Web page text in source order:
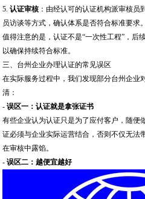
5.认证审核：由经认可的认证机构派审核员
员访谈等方式，确认体系是否符合标准要求
值得注意的是，认证不是“一次性工程”，后
以确保持续符合标准。
三、台州企业办理认证的常见误区
在实际服务过程中，我们发现部分台州企业
清：
-误区一：认证就是拿张证书
有些企业认为认证只是为了应付客户，随便
证必须与企业实际运营结合，否则不仅无法
在审核中露馅。
-误区二：越便宜越好